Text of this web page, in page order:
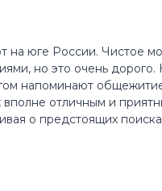
на юге России. Чистое
но это очень
напоминают
отличным и
о предстоящих